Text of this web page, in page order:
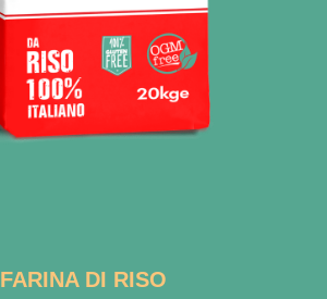
FARINA DI RISO